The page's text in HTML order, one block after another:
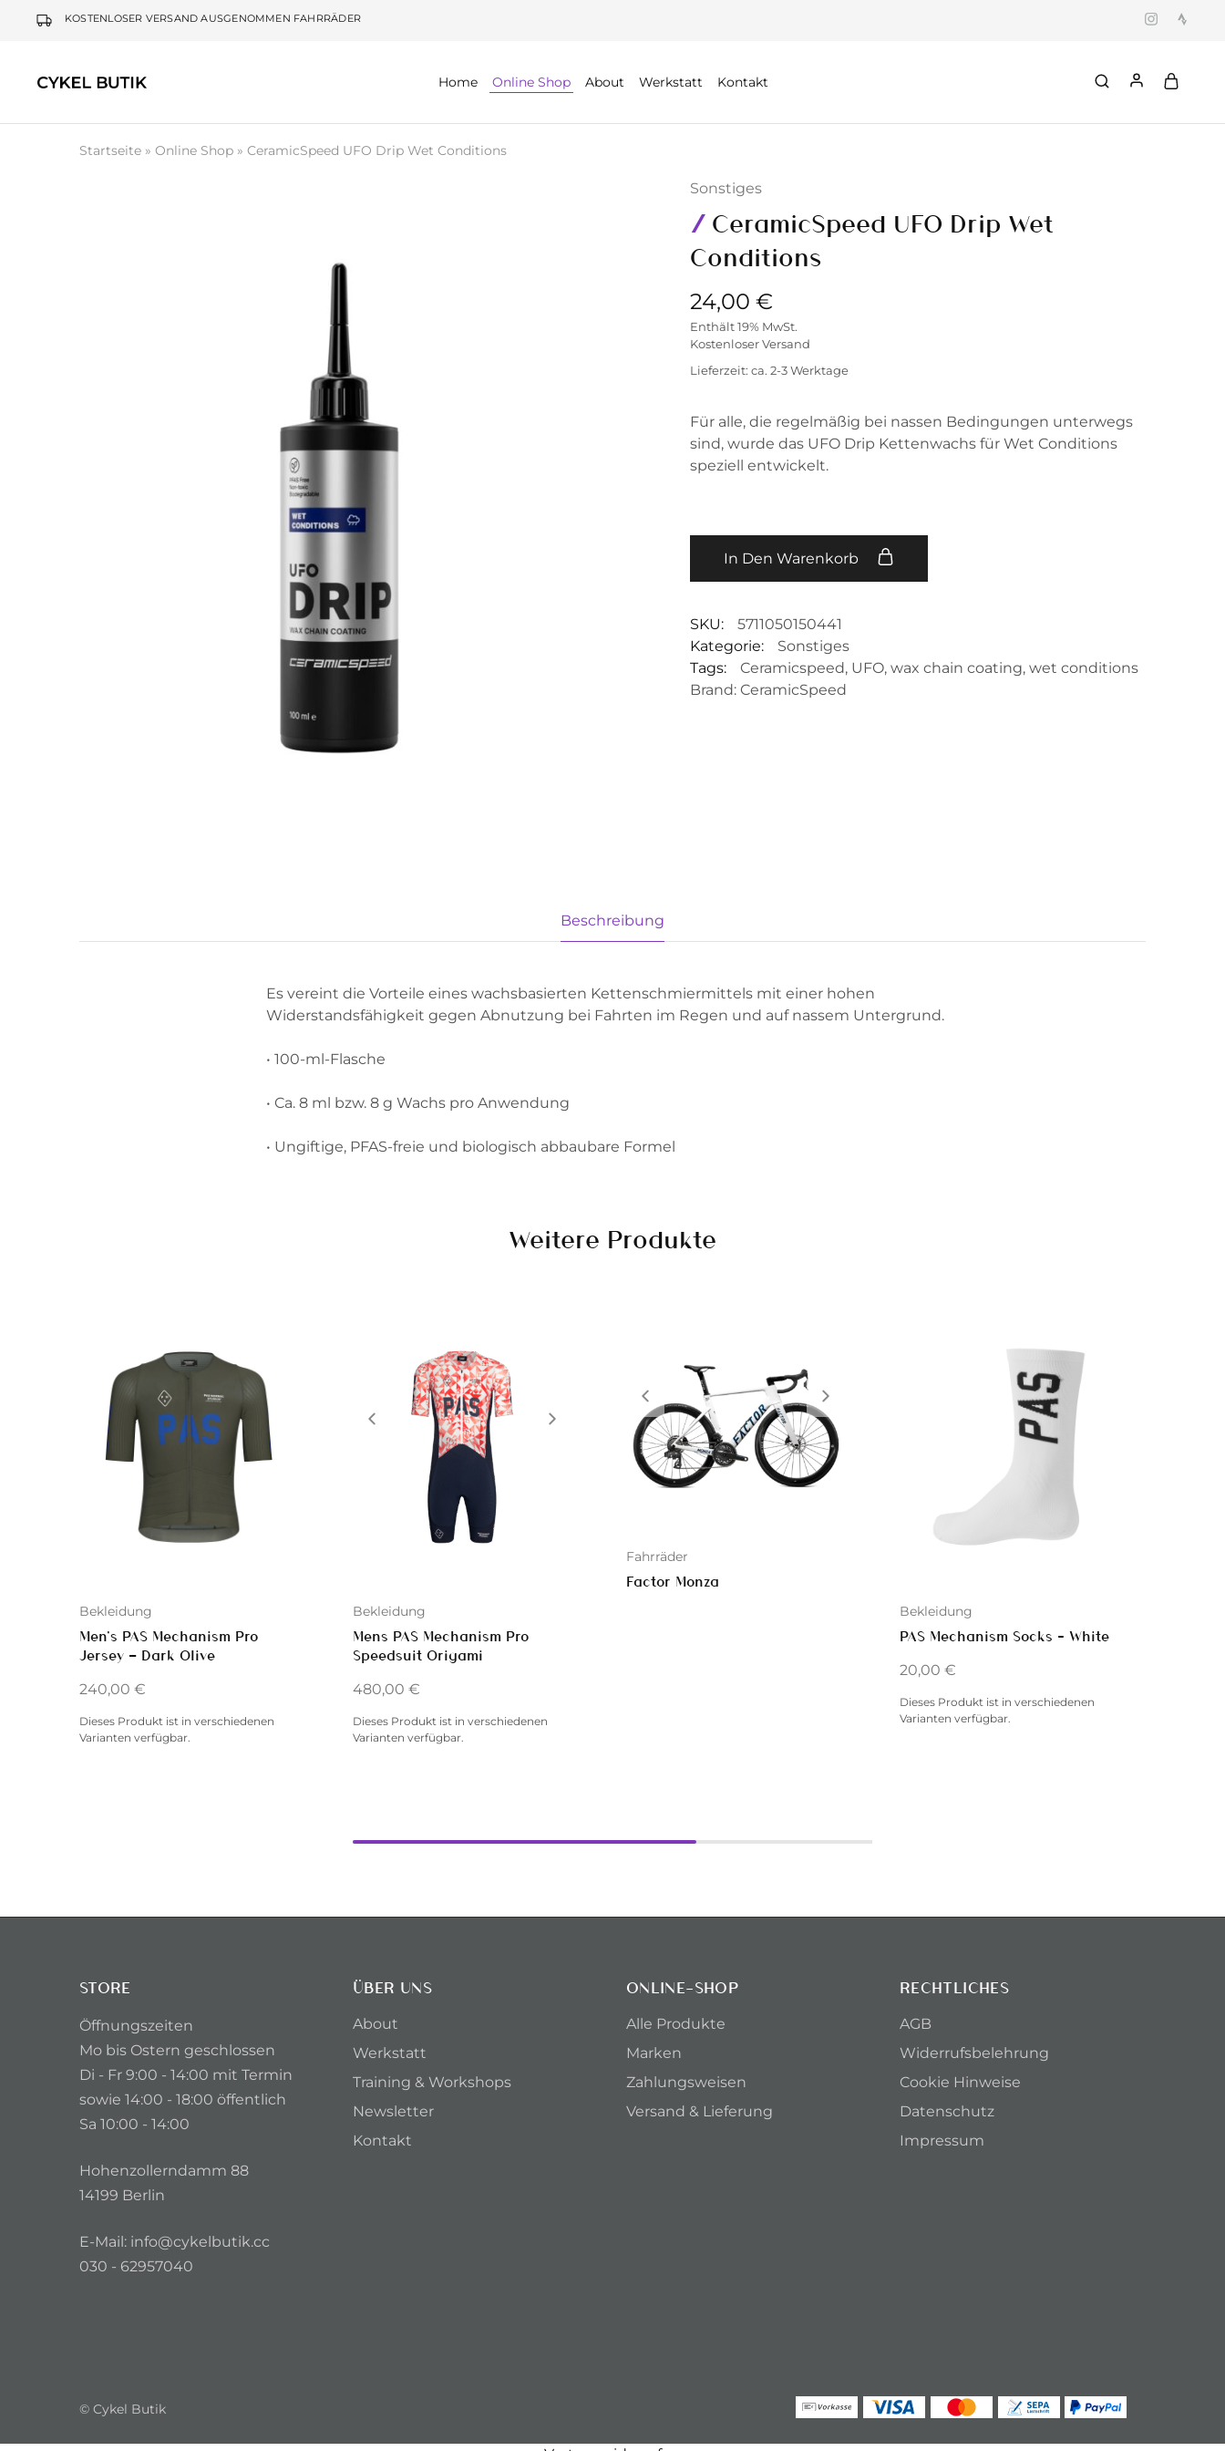
KOSTENLOSER VERSAND AUSGENOMMEN FAHRRÄDER
Cykel
Home Online Shop About Werkstatt Kontakt
Startseite » Online Shop » CeramicSpeed UFO Drip Wet Conditions
Sonstiges
CeramicSpeed UFO Drip Wet
Conditions
24,00 €
Enthält 19% MwSt.
Kostenloser Versand
Lieferzeit: ca. 2-3 Werktage
Für alle, die regelmäßig bei nassen Bedingungen unterwegs
sind, wurde das UFO Drip Kettenwachs für Wet Conditions
speziell entwickelt.
In Den Warenkorb
SKU:
5711050150441
Kategorie:
Sonstiges
Tags:
Ceramicspeed, UFO, wax chain coating, wet conditions
Brand: CeramicSpeed
Beschreibung
Es vereint die Vorteile eines wachsbasierten Kettenschmiermittels mit einer hohen
Widerstandsfähigkeit gegen Abnutzung bei Fahrten im Regen und auf nassem Untergrund.
• 100-ml-Flasche
• Ca. 8 ml bzw. 8 g Wachs pro Anwendung
• Ungiftige, PFAS-freie und biologisch abbaubare Formel
Weitere Produkte
Bekleidung
Men’s PAS Mechanism Pro
Jersey — Dark Olive
240,00 €
Dieses Produkt ist in verschiedenen
Varianten verfügbar.
Bekleidung
Mens PAS Mechanism Pro
Speedsuit Origami
480,00 €
Dieses Produkt ist in verschiedenen
Varianten verfügbar.
Fahrräder
Factor Monza
Bekleidung
PAS Mechanism Socks – White
20,00 €
Dieses Produkt ist in verschiedenen
Varianten verfügbar.
STORE
Öffnungszeiten
Mo bis Ostern geschlossen
Di - Fr 9:00 - 14:00 mit Termin
sowie 14:00 - 18:00 öffentlich
Sa 10:00 - 14:00
Hohenzollerndamm 88
14199 Berlin
E-Mail: info@cykelbutik.cc
030 - 62957040
ÜBER UNS
About
Werkstatt
Training & Workshops
Newsletter
Kontakt
ONLINE-SHOP
Alle Produkte
Marken
Zahlungsweisen
Versand & Lieferung
RECHTLICHES
AGB
Widerrufsbelehrung
Cookie Hinweise
Datenschutz
Impressum
© Cykel Butik